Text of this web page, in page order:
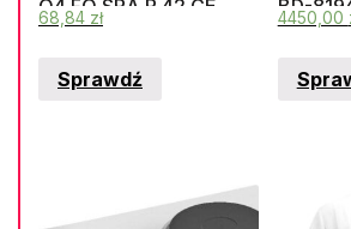
O4 FO SRA R.42 CE
68,84 zł
Sprawdź
BD-
4450,00